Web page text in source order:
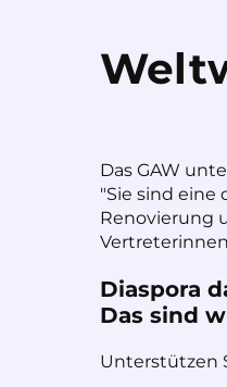
Das GAW
"Sie sind eine
Renovierung
Diaspora
Das sind
Unterstützen